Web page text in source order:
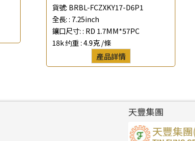
貨號: BRBL-FCZXKY17-D6P1
全長: : 7.25inch
鑲口尺寸: : RD 1.7MM*57PC
18k 约重 :4.9克 /條
產品詳情
天豐集團